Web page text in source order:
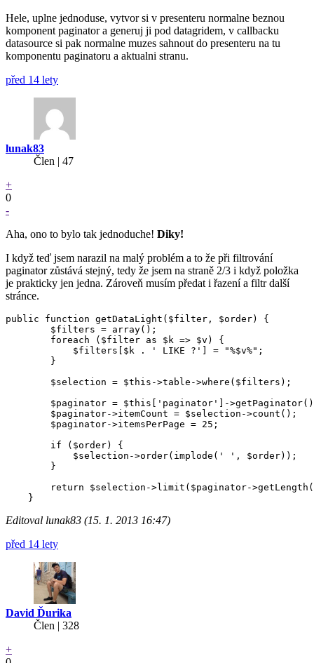
Hele, uplne jednoduse, vytvor si v presenteru normalne beznou
komponent paginator a generuj ji pod datagridem, v callbacku
datasource si pak normalne muzes sahnout do presenteru na tu
komponentu paginatoru a aktualni stranu.
před 14 lety
lunak83
Člen | 47
+
0
-
Aha, ono to bylo tak jednoduche! Diky!
I když teď jsem narazil na malý problém a to že při filtrování
paginator zůstává stejný, tedy že jsem na straně 2/3 i když položka
je prakticky jen jedna. Zároveň musím předat i řazení a filtr další
stránce.
public function getDataLight($filter, $order) {
        $filters = array();
        foreach ($filter as $k => $v) {
            $filters[$k . ' LIKE ?'] = "%$v%";
        }
        $selection = $this->table->where($filters);
$paginator = $this['paginator']-
        $paginator->itemCount = $selection->count();
        $paginator->itemsPerPage = 25;
        if ($order) {
            $selection->order(implode(' ', $order));
        }
return $selection->limit($paginator-
Editoval lunak83 (15. 1. 2013 16:47)
před 14 lety
David Ďurika
Člen | 328
+